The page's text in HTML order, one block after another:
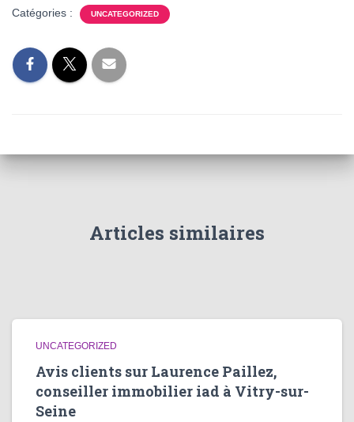
Catégories : UNCATEGORIZED
Articles similaires
UNCATEGORIZED
Avis clients sur Laurence Paillez,
conseiller immobilier iad à Vitry-sur-
Seine